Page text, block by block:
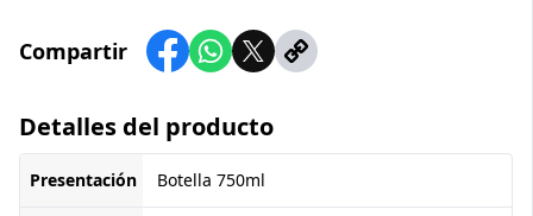
Compartir
Detalles del producto
Presentación Botella 750ml